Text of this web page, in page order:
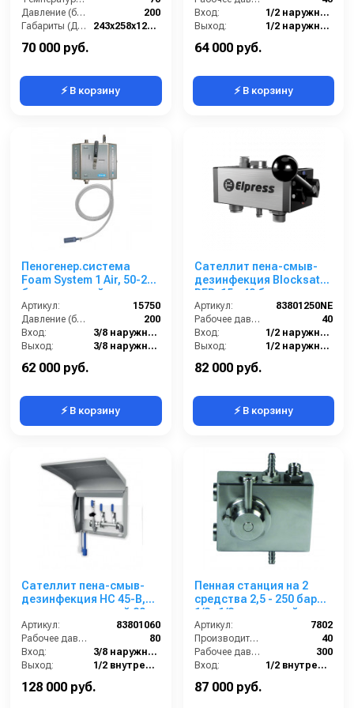
Давление (бар):
200
Габариты (ДхШхВ):
243х258х127 мм
70 000 руб.
⚡ В корзину
Вход:
1/2 наружняя резьба
Выход:
1/2 наружняя резьба
Габаритные размеры, мм:
64 000 руб.
⚡ В корзину
Пеногенер.система
Foam System 1 Air, 50-200
бар, с подачей воздуха,
на 1 ср-во 3/8 ш. 3/8.ш.
Артикул:
15750
Давление (бар):
200
Вход:
3/8 наружняя резьба
Выход:
3/8 наружняя резьба
62 000 руб.
⚡ В корзину
Сателлит пена-смыв-
дезинфекция Blocksat
RFD, 15 - 40 бар, вход
1/2ш, выход 1/2 ш
Артикул:
83801250NE
Рабочее давление (бар):
40
Вход:
1/2 наружняя резьба
Выход:
1/2 наружняя резьба
82 000 руб.
⚡ В корзину
Сателлит пена-смыв-
дезинфекция HC 45-B,
централизованный 80
бар, вход 3/8 ш, выход
1/2 г
Артикул:
83801060
Рабочее давление (бар):
80
Вход:
3/8 наружняя резьба
Выход:
1/2 внутренняя резьба
128 000 руб.
Пенная станция на 2
средства 2,5 - 250 бар
1/2г.1/2г.с подачей
воздуха
Артикул:
7802
Производительность (л/мин):
40
Рабочее давление (бар):
300
Вход:
1/2 внутренняя резьба
87 000 руб.